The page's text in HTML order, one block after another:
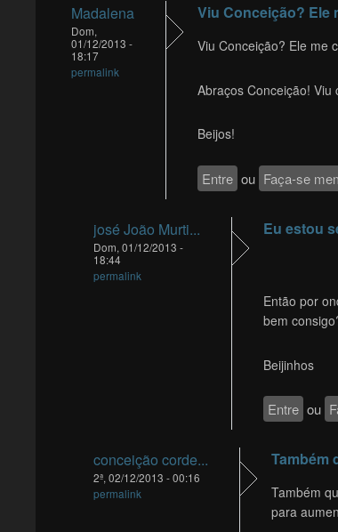
Madalena
Dom,
01/12/2013 -
18:17
permalink
Viu Conceição? Ele
Viu Conceição? Ele me
Abraços Conceição!
Beijos!
Entre ou Faça-se
josé João Murti...
Dom, 01/12/2013 -
18:44
permalink
Eu estou
Então por
bem
Beijinhos
Entre ou
conceição corde...
2ª, 02/12/2013 - 00:16
permalink
Também
Também
para